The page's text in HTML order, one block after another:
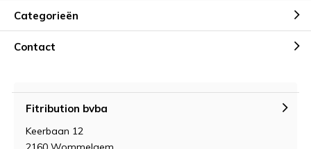
Categorieën
Contact
Fitribution bvba
Keerbaan 12